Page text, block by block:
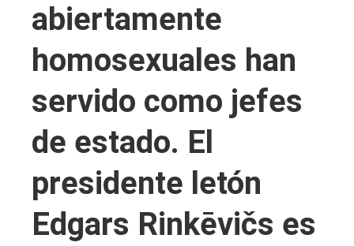
abiertamente
homosexuales han
servido como jefes
de estado. El
presidente letón
Edgars Rinkēvičs es